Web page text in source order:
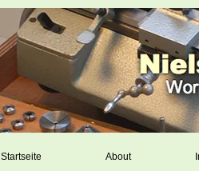
Startseite About